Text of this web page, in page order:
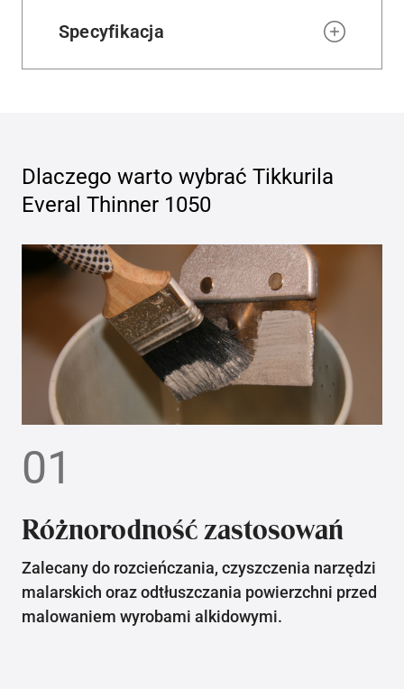
Specyfikacja
Dlaczego warto wybrać Tikkurila
Everal Thinner 1050
01
Różnorodność zastosowań
Zalecany do rozcieńczania, czyszczenia narzędzi
malarskich oraz odtłuszczania powierzchni przed
malowaniem wyrobami alkidowymi.